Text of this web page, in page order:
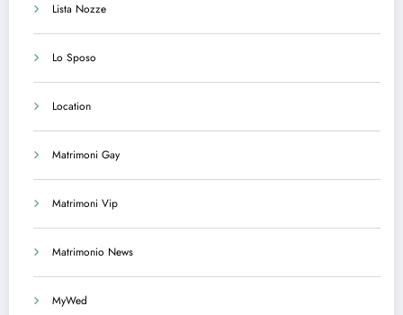
Lista Nozze
Lo Sposo
Location
Matrimoni Gay
Matrimoni Vip
Matrimonio News
MyWed